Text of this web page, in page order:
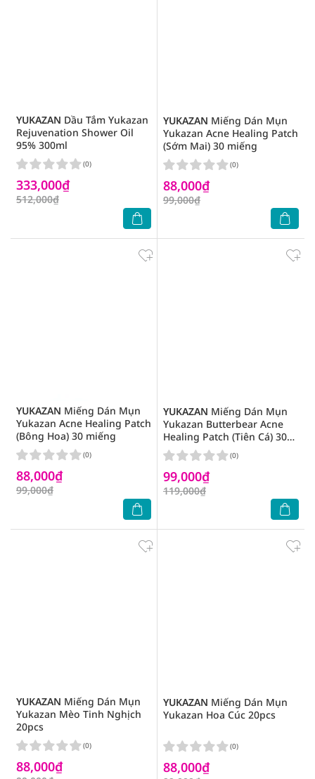
YUKAZAN Dầu Tắm Yukazan
Rejuvenation Shower Oil
95% 300ml
333,000₫
512,000₫
(0)
YUKAZAN Miếng Dán Mụn
Yukazan Acne Healing Patch
(Sớm Mai) 30 miếng
88,000₫
99,000₫
(0)
YUKAZAN Miếng Dán Mụn
Yukazan Acne Healing Patch
(Bông Hoa) 30 miếng
88,000₫
99,000₫
(0)
YUKAZAN Miếng Dán Mụn
Yukazan Butterbear Acne
Healing Patch (Tiên Cá) 30
miếng
99,000₫
119,000₫
(0)
YUKAZAN Miếng Dán Mụn
Yukazan Mèo Tinh Nghịch
20pcs
88,000₫
(0)
YUKAZAN Miếng Dán Mụn
Yukazan Hoa Cúc 20pcs
88,000₫
(0)